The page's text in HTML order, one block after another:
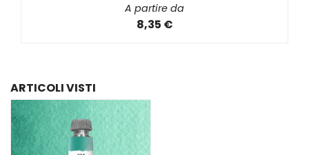
A partire da
8,35 €
ARTICOLI VISTI